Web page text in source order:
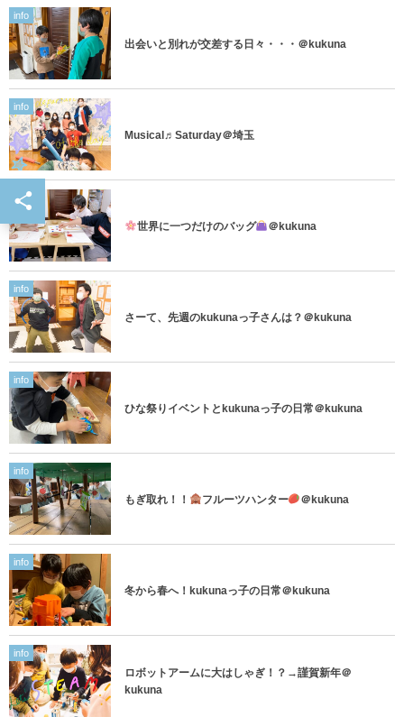
info
出会いと別れが交差する日々・・・＠kukuna
info
Musical♬Saturday＠埼玉
info
世界に一つだけのバッグ ＠kukuna
info
さーて、先週のkukunaっ子さんは？＠kukuna
info
ひな祭りイベントとkukunaっ子の日常＠kukuna
info
もぎ取れ！！ フルーツハンター ＠kukuna
info
冬から春へ！kukunaっ子の日常＠kukuna
info
ロボットアームに大はしゃぎ！？→謹賀新年＠
kukuna